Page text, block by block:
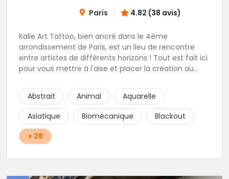
Paris 4.82 (38 avis)
Kalie Art Tattoo, bien ancré dans le 4ème
arrondissement de Paris, est un lieu de rencontre
entre artistes de différents horizons ! Tout est fait ici
pour vous mettre à l'aise et placer la création au
Abstrait
Animal
Aquarelle
Asiatique
Biomécanique
Blackout
+ 28